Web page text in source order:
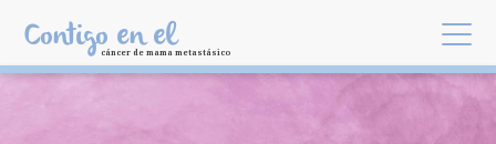
Skip to main content
cáncer de mama metastásico
Contigo en el